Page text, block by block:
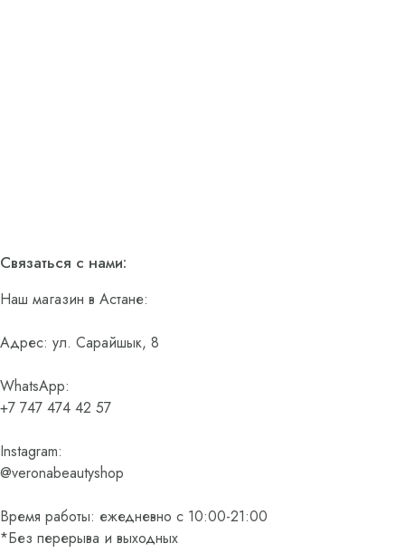
Связаться с нами:
Наш магазин в Астане:
Адрес: ул. Сарайшык, 8
WhatsApp:
+7 747 474 42 57
Instagram:
@veronabeautyshop
Время работы: ежедневно с 10:00-21:00
*Без перерыва и выходных